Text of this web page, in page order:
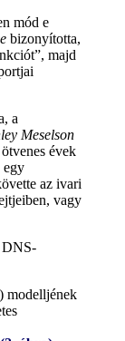
mód e
bizonyította,
majd
a
Meselson
évek
egy
az ivari
vagy
DNS-
modelljének